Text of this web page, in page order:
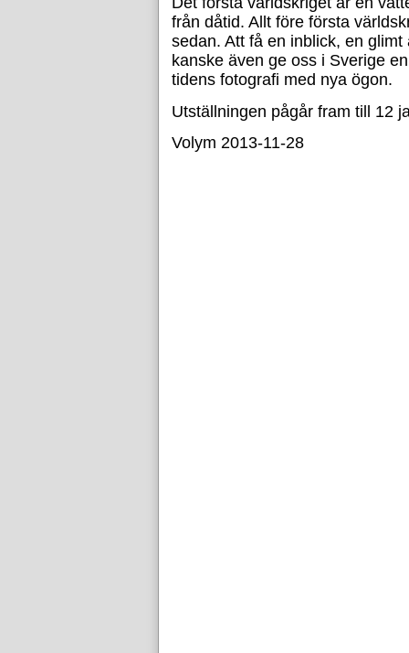
från dåtid. Allt före första
sedan. Att få en inblick, en
kanske även ge oss i Sverige
tidens fotografi med nya ögon.
Utställningen pågår fram till 12
Volym 2013-11-28